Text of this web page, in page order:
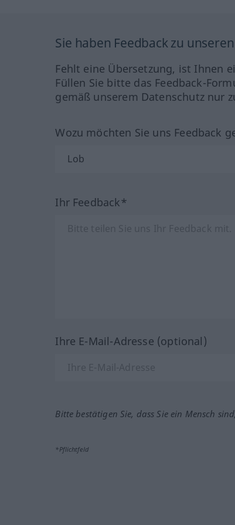
Sie haben Feedback zu
Fehlt eine Übersetzung, ist Ihnen
Füllen Sie bitte das Feedback-
gemäß unserem Datenschutz nur
Wozu möchten Sie uns Feedback
Ihr Feedback*
Ihre E-Mail-Adresse (optional)
Bitte bestätigen Sie, dass Sie ein Mensch
*Pflichtfeld